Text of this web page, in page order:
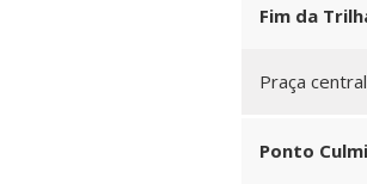
Fim da
Praça
Ponto